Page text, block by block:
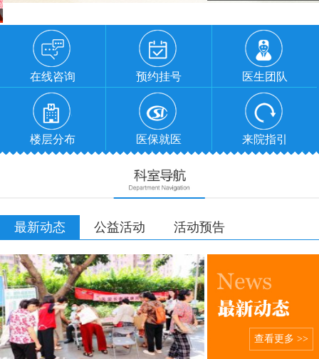
在线咨询 预约挂号 医生团队
楼层分布 医保就医 来院指引
最新动态 公益活动 活动预告
查看更多 >>